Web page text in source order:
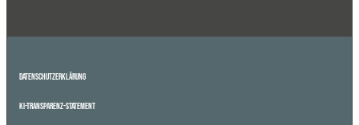
Datenschutzerklärung
KI-Transparenz-Statement